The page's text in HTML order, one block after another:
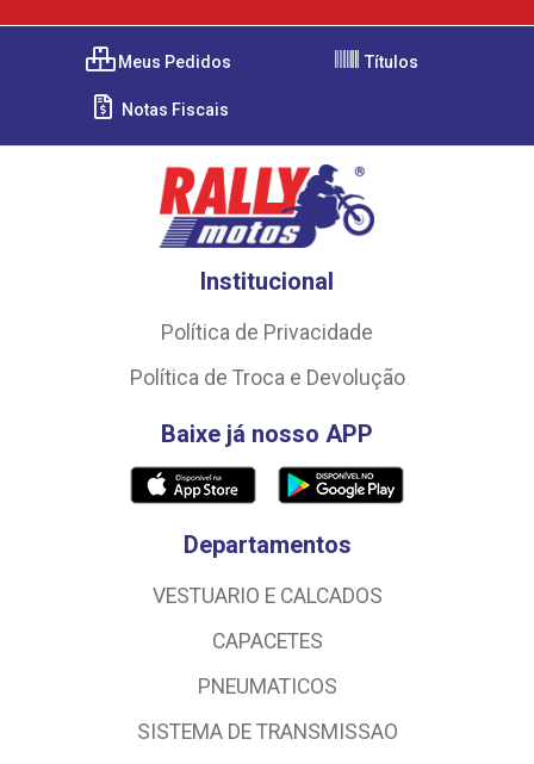
Meus Pedidos Títulos
Notas Fiscais
Institucional
Política de Privacidade
Política de Troca e Devolução
Baixe já nosso APP
Departamentos
VESTUARIO E CALCADOS
CAPACETES
PNEUMATICOS
SISTEMA DE TRANSMISSAO